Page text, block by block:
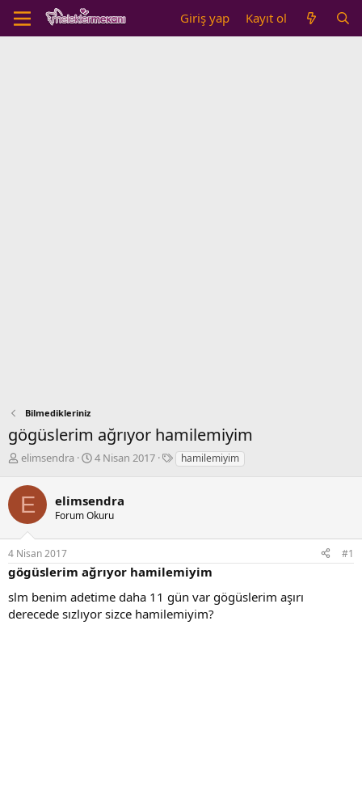
Giriş yap Kayıt ol
Bilmedikleriniz
gögüslerim ağrıyor hamilemiyim
K
n
b
u
u
b
a
l
a
elimsendra
B
l
a
g
ç
a
r
4 Nisan 2017
E
l
r
hamilemiyim
E elimsendra
Forum Okuru
4 Nisan 2017 #1
gögüslerim ağrıyor hamilemiyim
slm benim adetime daha 11 gün var gögüslerim aşırı
derecede sızlıyor sizce hamilemiyim?